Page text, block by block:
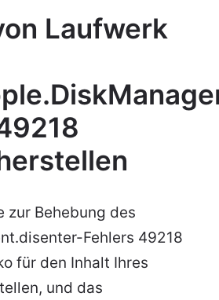
Laufwerk
zur Behebung des
Fehlers 49218
für den Inhalt Ihres
und das